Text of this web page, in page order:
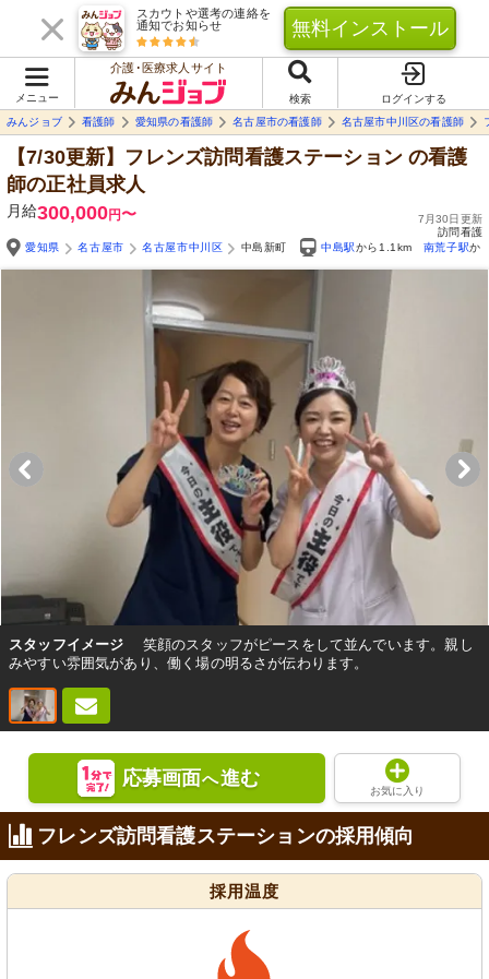
スカウトや選考の連絡を
通知でお知らせ
無料インストール
メニュー
介護･医療求人サイト
検索
ログインする
みんジョブ
看護師 愛知県の看護師 名古屋市の看護師 名古屋市中川区の看護師
【7/30更新】フレンズ訪問看護ステーションの看護
師の正社員求人
月給300,000円〜
7月30日更新
訪問看護
愛知県
名古屋市 名古屋市中川区 中島新町 中島駅から1.1km 南荒子駅か
スタッフイメージ
笑顔のスタッフがピースをして並んでいます。親し
みやすい雰囲気があり、働く場の明るさが伝わります。
応募画面へ進む
お気に入り
フレンズ訪問看護ステーションの採用傾向
採用温度